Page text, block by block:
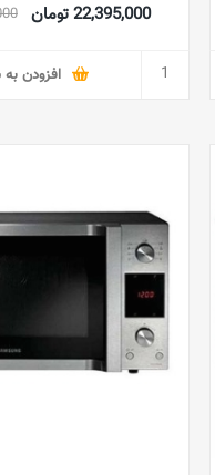
22,395,000 تومان
افزودن